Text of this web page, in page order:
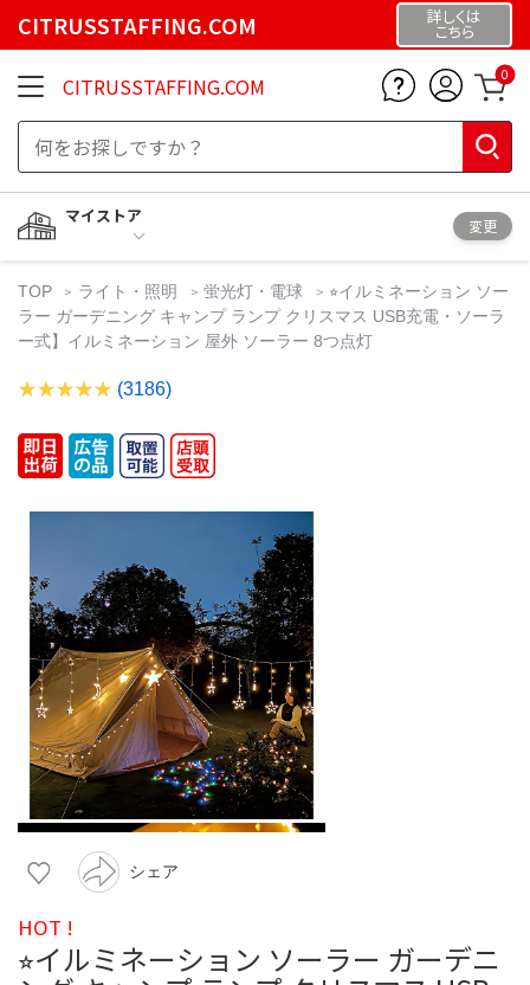
CITRUSSTAFFING.COM 詳しくは
こちら
CITRUSSTAFFING.COM 0
マイストア
変更
TOP ライト・照明 蛍光灯・電球
⭐︎イルミネーション ソー
ラー ガーデニング キャンプ ランプ クリスマス USB充電・ソーラ
ー式】イルミネーション 屋外 ソーラー 8つ点灯
(3186)
シェア
HOT !
⭐︎イルミネーション ソーラー ガーデニ